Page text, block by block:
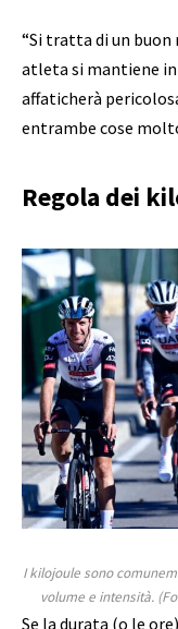
“Si tratta di un buon
atleta si mantiene
affaticherà
entrambe cose
Regola dei
I kilojoule sono
volume e intensità.
Se la durata (o le